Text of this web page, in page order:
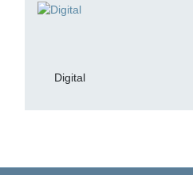
Digital